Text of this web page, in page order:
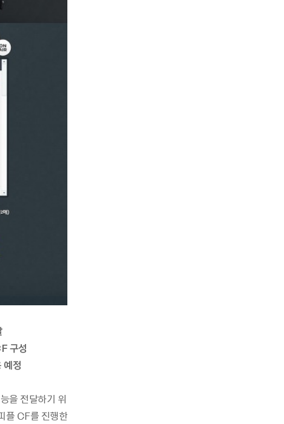
구성
예정
을 전달하기 위
플 CF를 진행한